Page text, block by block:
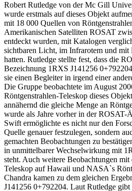
Robert Rutledge von der Mc Gill
wurde erstmals auf dieses Objekt
mit 18 000 Quellen von
Amerikanischen Satelliten ROSAT
entdeckt wurden, mit Katalogen
sichtbaren Licht, im Infrarotem und mit
hatten. Rutledge stellte fest, dass die
Bezeichnung 1RXS J141256
sie einen Begleiter in irgend einer
Die Gruppe beobachtete im August
Röntgenstrahlen-Teleskop dieses
annähernd die gleiche Menge an
wurde als Jahre vorher in der ROSAT-
Swift ermöglichte es nicht nur den
Quelle genauer festzulegen, sondern
gemachten Beobachtungen zu
in unmittelbarer Wechselwirkung mit
steht. Auch weitere Beobachtungen
Teleskop auf Hawaii und NASA`s
Chandra kamen zu dem gleichen
J141256 0+792204. Laut Rutledge gibt